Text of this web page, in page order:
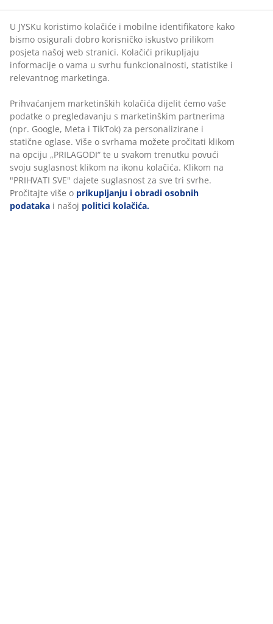
Jamstvo cijene
Jamstvo cijene unutar 30 dana za sve proizvode
Fleksibilne opcije dostave
Brza i jednostavna dostava po vašem izboru
Set od 3 košare za biljke izrađene od pletenog kubua i
ratana s plastičnom podstavom. Ove svestrane,
rustikalne košare idealne su za biljke ili dekorativno
spremanje. Prom40/33/25 x V35/30/25 cm
BROJ ARTIKLA: 6426017
U JYSKu koristimo kolačiće i mobilne identifikatore kako
bismo osigurali dobro korisničko iskustvo prilikom
posjeta našoj web stranici. Kolačići prikupljaju
informacije o vama u svrhu funkcionalnosti, statistike i
relevantnog marketinga.
Prihvaćanjem marketinških kolačića dijelit ćemo vaše
podatke o pregledavanju s marketinškim partnerima
(npr. Google, Meta i TikTok) za personalizirane i
statične oglase. Više o svrhama možete pročitati klikom
na opciju „PRILAGODI“ te u svakom trenutku povući
svoju suglasnost klikom na ikonu kolačića. Klikom na
"PRIHVATI SVE" dajete suglasnost za sve tri svrhe.
Pročitajte više o prikupljanju i obradi osobnih
podataka i našoj politici kolačića.